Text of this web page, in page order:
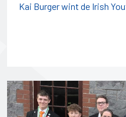
Kai Burger wint de Irish